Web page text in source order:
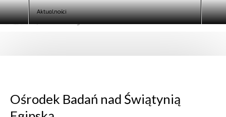
Aktualności
Szukaj
Ośrodek Badań nad Świątynią